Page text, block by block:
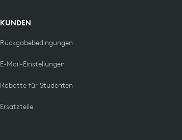
KUNDEN
Rückgabebedingungen
E-Mail-Einstellungen
Rabatte für Studenten
Ersatzteile